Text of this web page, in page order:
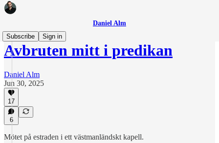
Daniel Alm
Subscribe
Sign in
Avbruten mitt i predikan
Daniel Alm
Jun 30, 2025
17
6
Mötet på estraden i ett västmanländskt kapell.